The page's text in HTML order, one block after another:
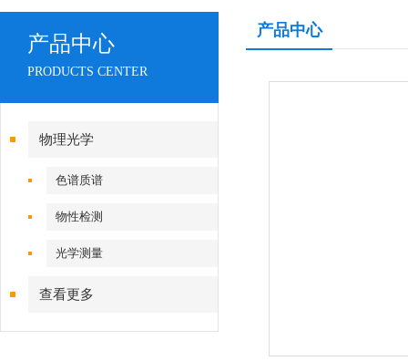
产品中心
PRODUCTS CENTER
物理光学
色谱质谱
物性检测
光学测量
查看更多
产品中心